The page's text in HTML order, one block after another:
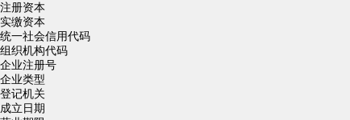
注册资本
实缴资本
统一社会信用代码
组织机构代码
企业注册号
企业类型
登记机关
成立日期